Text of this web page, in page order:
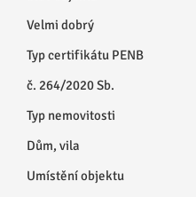
Velmi dobrý
Typ certifikátu PENB
č. 264/2020 Sb.
Typ nemovitosti
Dům, vila
Umístění objektu